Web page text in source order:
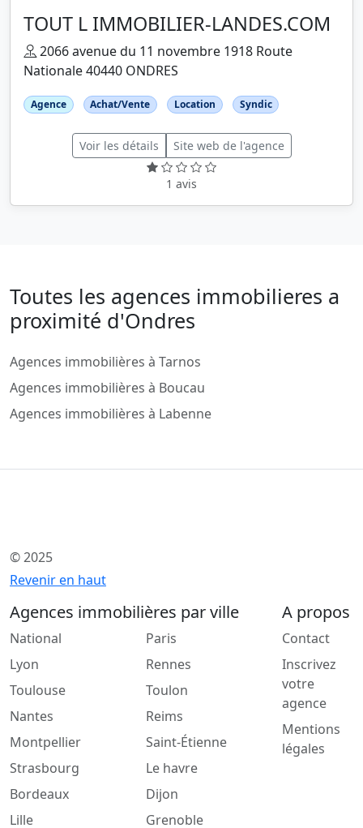
TOUT L IMMOBILIER-LANDES.COM
2066 avenue du 11 novembre 1918 Route
Nationale 40440 ONDRES
Agence Achat/Vente Location Syndic
Voir les détails Site web de l'agence
1 avis
Toutes les agences immobilieres a
proximité d'Ondres
Agences immobilières à Tarnos
Agences immobilières à Boucau
Agences immobilières à Labenne
© 2025
Revenir en haut
Agences immobilières par ville
National
Lyon
Toulouse
Nantes
Montpellier
Strasbourg
Bordeaux
Lille
Paris
Rennes
Toulon
Reims
Saint-Étienne
Le havre
Dijon
Grenoble
A propos
Contact
Inscrivez
votre
agence
Mentions
légales